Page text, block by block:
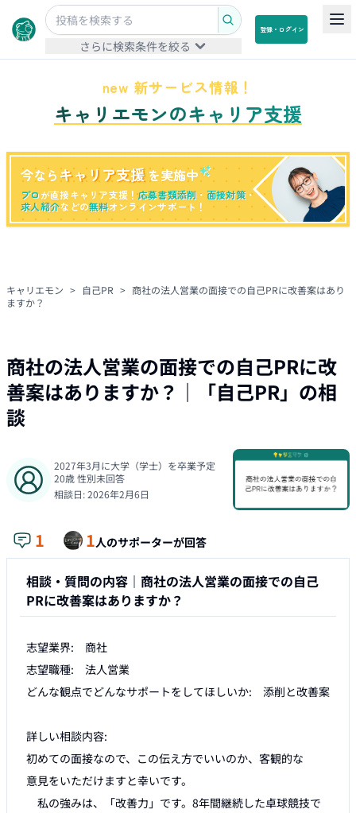
さらに検索条件を絞る
登録・ログイン
new 新サービス情報！
キャリエモンのキャリア支援
今なら キャリア支援 を実施中
プロが直接キャリア支援！応募書類添削 ・ 面接対策・
求人紹介などの無料オンラインサポート！
キャリエモン > 自己PR > 商社の法人営業の面接での自己PRに改善案はあり
ますか？
商社の法人営業の面接での自己PRに改
善案はありますか？ ｜「自己PR」の相
談
2027年3月に大学（学士）を卒業予定
20歳性別未回答
相談日:2026年2月6日
1 1人のサポーターが回答
相談・質問の内容｜ 商社の法人営業の面接での自己
PRに改善案はありますか？
志望業界:　商社
志望職種:　法人営業
どんな観点でどんなサポートをしてほしいか:　添削と改善案
詳しい相談内容:
初めての面接なので、この伝え方でいいのか、客観的な
意見をいただけますと幸いです。
私の強みは、「改善力」です。8年間継続した卓球競技で